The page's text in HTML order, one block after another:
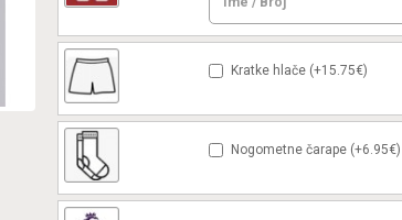
Kratke hlače (+15.75€)
Nogometne čarape (+6.95€)